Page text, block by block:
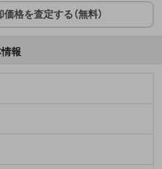
格を査定する（無料）
報